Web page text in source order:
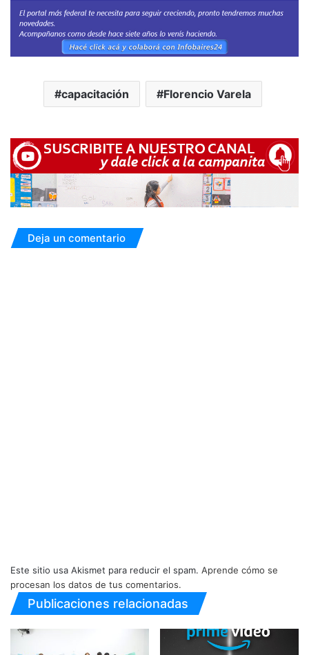
capacitación Florencio Varela
Deja un comentario
Este sitio usa Akismet para reducir el spam. Aprende cómo se
procesan los datos de tus comentarios.
Publicaciones relacionadas